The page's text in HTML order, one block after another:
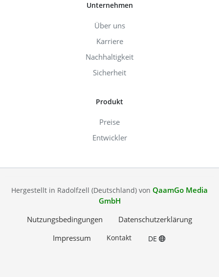
Unternehmen
Über uns
Karriere
Nachhaltigkeit
Sicherheit
Produkt
Preise
Entwickler
Hergestellt in Radolfzell (Deutschland) von QaamGo Media
GmbH
Nutzungsbedingungen
Datenschutzerklärung
Impressum
Kontakt DE